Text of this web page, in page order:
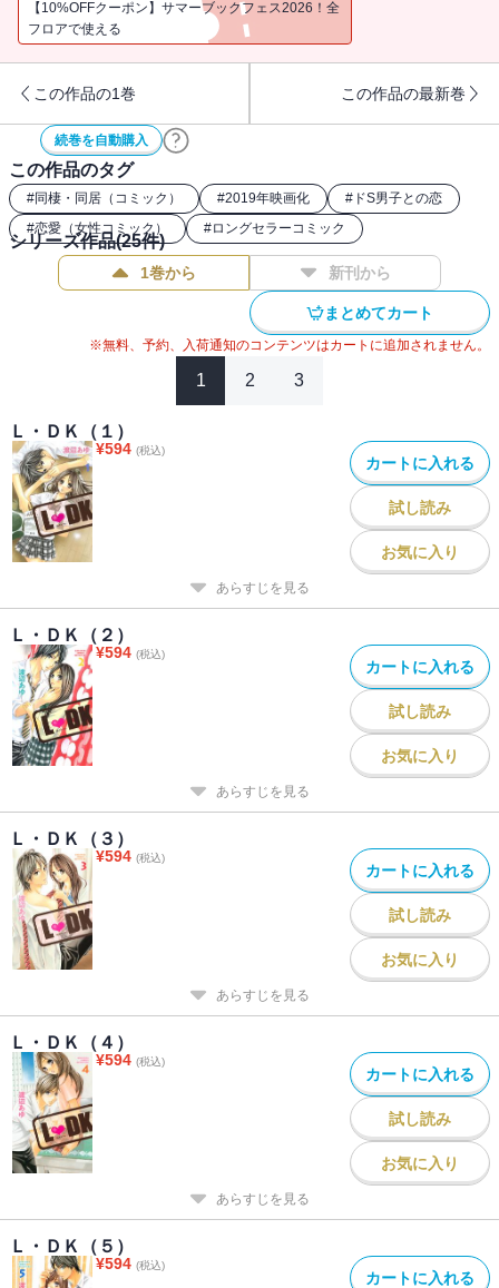
【10%OFFクーポン】サマーブックフェス2026！全
フロアで使える
この作品の1巻 この作品の最新巻
続巻を自動購入
この作品のタグ
#同棲・同居（コミック） #2019年映画化 # ドS男子との恋
#恋愛（女性コミック） #ロングセラーコミック
シリーズ作品(25件)
1巻から 新刊から
まとめてカート
※無料、予約、入荷通知のコンテンツはカートに追加されません。
1 2 3
Ｌ・ＤＫ（１）
¥594 (税込)
カートに入れる
試し読み
お気に入り
あらすじを見る
Ｌ・ＤＫ（２）
¥594 (税込)
カートに入れる
試し読み
お気に入り
あらすじを見る
Ｌ・ＤＫ（３）
¥594 (税込)
カートに入れる
試し読み
お気に入り
あらすじを見る
Ｌ・ＤＫ（４）
¥594 (税込)
カートに入れる
試し読み
お気に入り
あらすじを見る
Ｌ・ＤＫ（５）
¥594 (税込)
カートに入れる